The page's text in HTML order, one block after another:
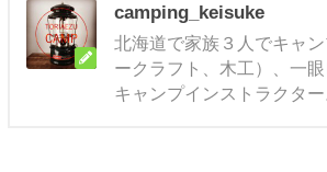
camping_keisuke
北海道で家族３人でキャ
ークラフト、木工）、一
キャンプインストラクター